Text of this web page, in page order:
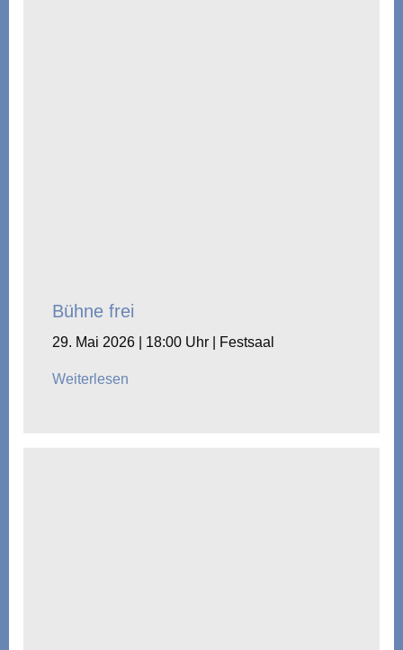
Bühne frei
29. Mai 2026 | 18:00 Uhr | Festsaal
Weiterlesen